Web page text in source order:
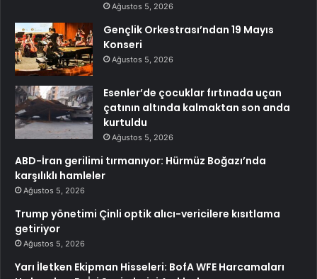
Ağustos 5, 2026
Gençlik Orkestrası’ndan 19 Mayıs
Konseri
Ağustos 5, 2026
Esenler’de çocuklar fırtınada uçan
çatının altında kalmaktan son anda
kurtuldu
Ağustos 5, 2026
ABD-İran gerilimi tırmanıyor: Hürmüz Boğazı’nda
karşılıklı hamleler
Ağustos 5, 2026
Trump yönetimi Çinli optik alıcı-vericilere kısıtlama
getiriyor
Ağustos 5, 2026
Yarı İletken Ekipman Hisseleri: BofA WFE Harcamaları